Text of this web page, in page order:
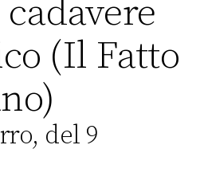
(Il Fatto
del 9